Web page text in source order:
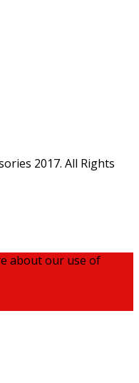
2017. All Rights
about our use of